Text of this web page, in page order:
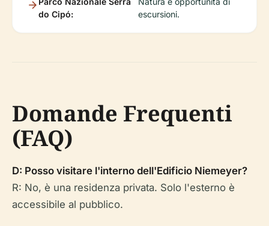
do Cipó:
escursioni.
Domande Frequenti
(FAQ)
D: Posso visitare l'interno dell'Edificio Niemeyer?
R: No, è una residenza privata. Solo l'esterno è
accessibile al pubblico.